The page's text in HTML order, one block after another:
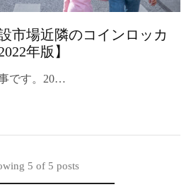
市場近隣のコインロッカ
年版】
です。20…
5 of 5 posts